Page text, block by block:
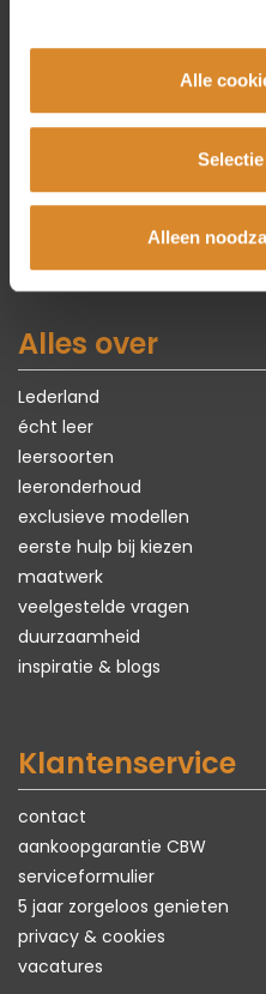
Alle
Alleen
Bankstellen
Fauteuils
Karpetten
Alles over
Lederland
écht leer
leersoorten
leeronderhoud
exclusieve modellen
eerste hulp bij kiezen
maatwerk
veelgestelde vragen
duurzaamheid
inspiratie & blogs
Klantenservice
contact
aankoopgarantie CBW
serviceformulier
5 jaar zorgeloos genieten
privacy & cookies
vacatures